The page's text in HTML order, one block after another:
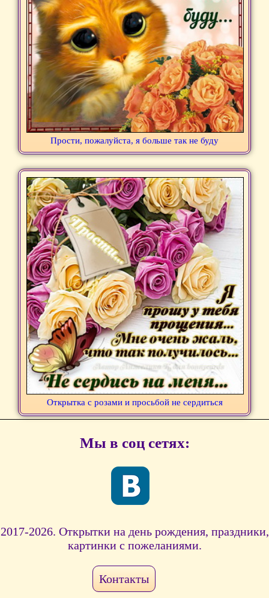
Прости, пожалуйста, я больше так не буду
Открытка с розами и просьбой не сердиться
Мы в соц сетях:
2017-2026. Открытки на день рождения, праздники,
картинки с пожеланиями.
Контакты